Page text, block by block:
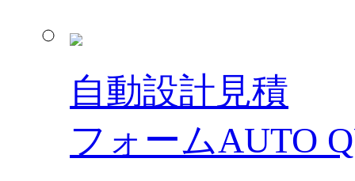
自動設計見積
フォームAUTO